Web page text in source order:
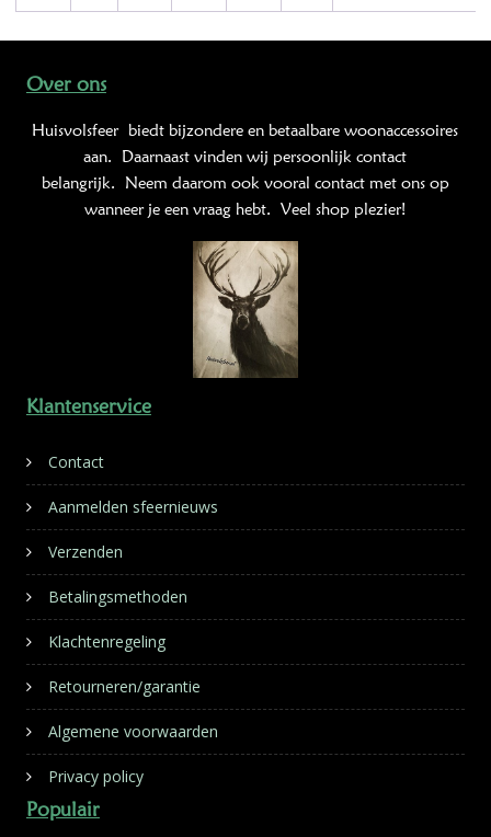
Over ons
Huisvolsfeer biedt bijzondere en betaalbare woonaccessoires
aan. Daarnaast vinden wij persoonlijk contact
belangrijk. Neem daarom ook vooral contact met ons op
wanneer je een vraag hebt. Veel shop plezier!
Klantenservice
Contact
Aanmelden sfeernieuws
Verzenden
Betalingsmethoden
Klachtenregeling
Retourneren/garantie
Algemene voorwaarden
Privacy policy
Populair